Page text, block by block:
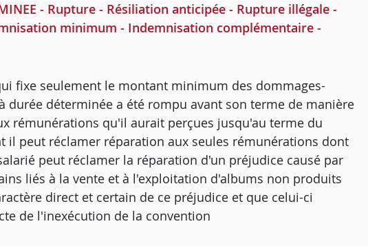
- Rupture - Résiliation anticipée - Rupture illégale -
minimum - Indemnisation complémentaire -
fixe seulement le montant minimum des dommages-
durée déterminée a été rompu avant son terme de manière
rémunérations qu'il aurait perçues jusqu'au terme du
il peut réclamer réparation aux seules rémunérations dont
peut réclamer la réparation d'un préjudice causé par
liés à la vente et à l'exploitation d'albums non produits
direct et certain de ce préjudice et que celui-ci
de l'inexécution de la convention